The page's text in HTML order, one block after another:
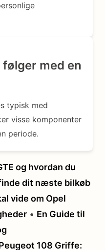
med en
typisk med
visse komponenter
periode.
og hvordan du
dit næste bilkøb
vide om Opel
• En Guide til
108 Griffe: